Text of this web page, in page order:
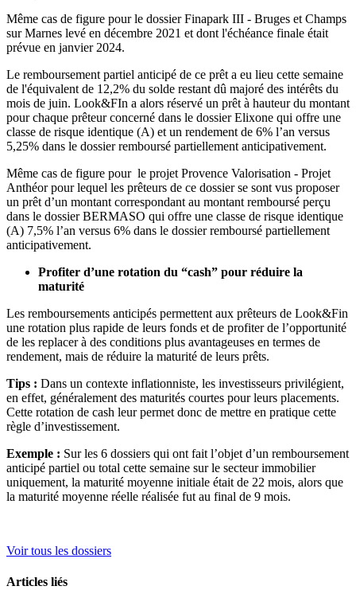
Même cas de figure pour le dossier Finapark III - Bruges et Champs
sur Marnes levé en décembre 2021 et dont l'échéance finale était
prévue en janvier 2024.
Le remboursement partiel anticipé de ce prêt a eu lieu cette semaine
de l'équivalent de 12,2% du solde restant dû majoré des intérêts du
mois de juin. Look&FIn a alors réservé un prêt à hauteur du montant
pour chaque prêteur concerné dans le dossier Elixone qui offre une
classe de risque identique (A) et un rendement de 6% l’an versus
5,25% dans le dossier remboursé partiellement anticipativement.
Même cas de figure pour le projet Provence Valorisation - Projet
Anthéor pour lequel les prêteurs de ce dossier se sont vus proposer
un prêt d’un montant correspondant au montant remboursé perçu
dans le dossier BERMASO qui offre une classe de risque identique
(A) 7,5% l’an versus 6% dans le dossier remboursé partiellement
anticipativement.
Profiter d’une rotation du “cash” pour réduire la
maturité
Les remboursements anticipés permettent aux prêteurs de Look&Fin
une rotation plus rapide de leurs fonds et de profiter de l’opportunité
de les replacer à des conditions plus avantageuses en termes de
rendement, mais de réduire la maturité de leurs prêts.
Tips : Dans un contexte inflationniste, les investisseurs privilégient,
en effet, généralement des maturités courtes pour leurs placements.
Cette rotation de cash leur permet donc de mettre en pratique cette
règle d’investissement.
Exemple : Sur les 6 dossiers qui ont fait l’objet d’un remboursement
anticipé partiel ou total cette semaine sur le secteur immobilier
uniquement, la maturité moyenne initiale était de 22 mois, alors que
la maturité moyenne réelle réalisée fut au final de 9 mois.
Voir tous les dossiers
Articles liés